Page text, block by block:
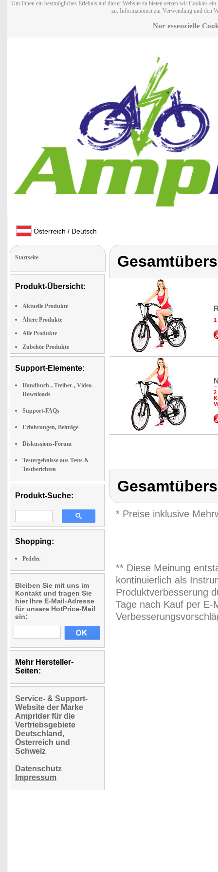
Um Ihnen ein bestmögliches Erlebnis auf dieser Website zu bieten setzen wir Cookies
zu. Informationen zur Verwendung und den
Nur essenzielle
Österreich / Deutsch
Startseite
Produkt-Übersicht:
Aktuelle Produkte
Ältere Produkte
Alle Produkte
Zubehör Produkte
Support-Elemente:
Handbuch-, Treiber-, Video-
Downloads
Support-FAQs
Erfahrungen, Beiträge
Diskussions-Forum
Testergebnisse aus Tests &
Testberichten
Produkt-Suche:
Shopping:
Pedelec
Bleiben Sie mit uns im
Kontakt und tragen Sie
hier Ihre E-Mail-Adresse
für unsere HotPrice-Mail
ein:
Mehr Hersteller-
Seiten:
Service- & Support-
Website der Marke
Amprider für die
Vertriebsgebiete
Deutschland,
Österreich und
Schweiz
Datenschutz
Impressum
1
2
* Preise inklusive
** Diese Meinung
kontinuierlich als
Produktverbesserung
Tage nach Kauf per E-